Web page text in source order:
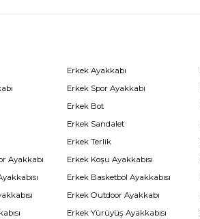
Ayakkabı
Erkek Ayakkabı
Erkek Spor Ayakkabı
Erkek Bot
Erkek Sandalet
Erkek Terlik
Erkek Koşu Ayakkabısı
Erkek Basketbol Ayakkabısı
Erkek Outdoor Ayakkabı
Erkek Yürüyüş Ayakkabısı